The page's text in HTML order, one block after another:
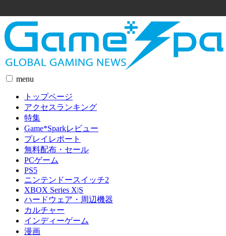
menu
トップページ
アクセスランキング
特集
Game*Sparkレビュー
プレイレポート
無料配布・セール
PCゲーム
PS5
ニンテンドースイッチ2
XBOX Series X|S
ハードウェア・周辺機器
カルチャー
インディーゲーム
漫画